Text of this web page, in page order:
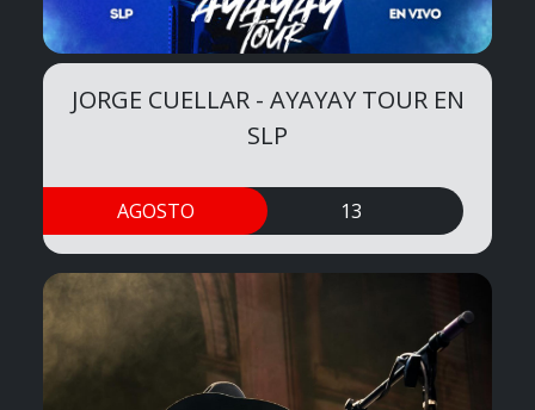
JORGE CUELLAR - AYAYAY TOUR EN
SLP
AGOSTO 13